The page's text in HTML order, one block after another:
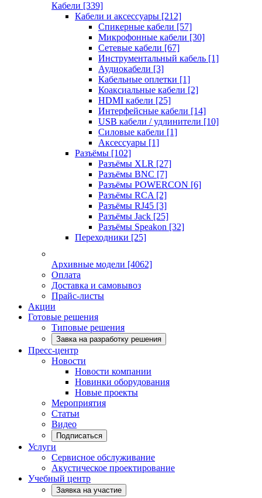
Кабели [339]
Кабели и аксессуары [212]
Спикерные кабели [57]
Микрофонные кабели [30]
Сетевые кабели [67]
Инструментальный кабель [1]
Аудиокабели [3]
Кабельные оплетки [1]
Коаксиальные кабели [2]
HDMI кабели [25]
Интерфейсные кабели [14]
USB кабели / удлинители [10]
Силовые кабели [1]
Аксессуары [1]
Разъёмы [102]
Разъёмы XLR [27]
Разъёмы BNC [7]
Разъёмы POWERCON [6]
Разъёмы RCA [2]
Разъёмы RJ45 [3]
Разъёмы Jack [25]
Разъёмы Speakon [32]
Переходники [25]
Архивные модели [4062]
Оплата
Доставка и самовывоз
Прайс-листы
Акции
Готовые решения
Типовые решения
Завка на разработку решения
Пресс-центр
Новости
Новости компании
Новинки оборудования
Новые проекты
Мероприятия
Статьи
Видео
Подписаться
Услуги
Сервисное обслуживание
Акустическое проектирование
Учебный центр
Заявка на участие